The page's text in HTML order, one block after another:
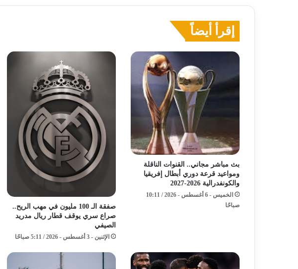
إقرأ أيضاً
بث مباشر مجاني.. القنوات الناقلة
ومواعيد قرعة دوري أبطال إفريقيا
والكونفدرالية 2026-2027
الخميس - 6 أغسطس - 2026 / 10:11
صباحًا
صفقة الـ 100 مليون في مهب الريح..
صراع سري يوقف قطار ريال مدريد
الصيفي
الإثنين - 3 أغسطس - 2026 / 5:11 صباحًا